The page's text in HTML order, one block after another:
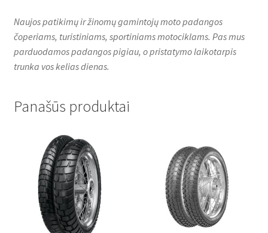
Naujos patikimų ir žinomų gamintojų moto padangos
čoperiams, turistiniams, sportiniams motociklams. Pas mus
parduodamos padangos pigiau, o pristatymo laikotarpis
trunka vos kelias dienas.
Panašūs produktai